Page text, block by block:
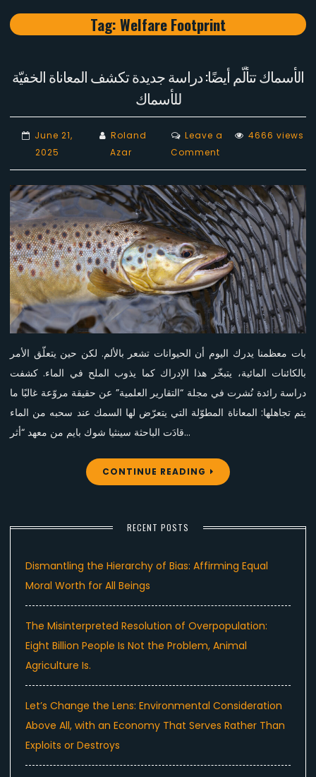
Tag:Welfare Footprint
الأسماك تتألّم أيضًا: دراسة جديدة تكشف المعاناة الخفيّة
للأسماك
June 21,
2025
Roland
Azar
Leave a
Commenton
الأسماك
تتألّم
أيضًا:
دراسة
جديدة
تكشف
المعاناة
الخفيّة
للأسماك
4666 views
بات معظمنا يدرك اليوم أن الحيوانات تشعر بالألم. لكن حين يتعلّق الأمر
بالكائنات المائية، يتبخّر هذا الإدراك كما يذوب الملح في الماء. كشفت
دراسة رائدة نُشرت في مجلة “التقارير العلمية” عن حقيقة مروّعة غالبًا ما
يتم تجاهلها: المعاناة المطوّلة التي يتعرّض لها السمك عند سحبه من الماء
قادَت الباحثة سينثيا شوك بايم من معهد “أثر…
CONTINUE READING
RECENT POSTS
Dismantling the Hierarchy of Bias: Affirming Equal
Moral Worth for All Beings
The Misinterpreted Resolution of Overpopulation:
Eight Billion People Is Not the Problem, Animal
Agriculture Is.
Let’s Change the Lens: Environmental Consideration
Above All, with an Economy That Serves Rather Than
Exploits or Destroys